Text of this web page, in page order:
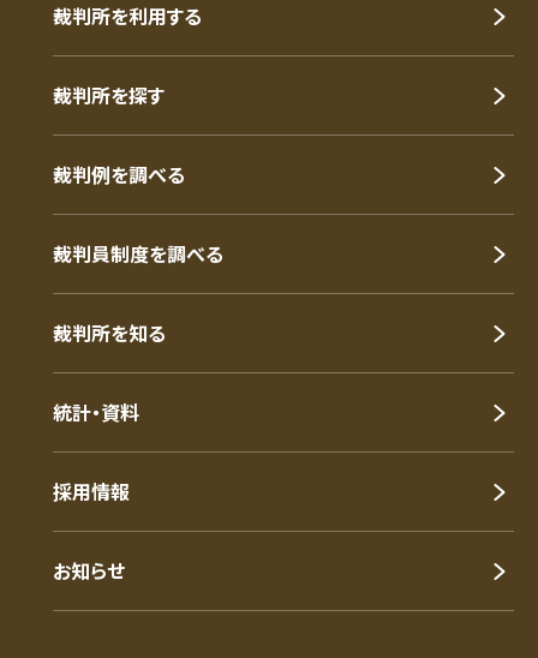
裁判所を利用する
裁判所を探す
裁判例を調べる
裁判員制度を調べる
裁判所を知る
統計・資料
採用情報
お知らせ